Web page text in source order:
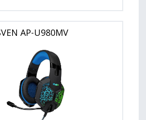
AP-U980MV